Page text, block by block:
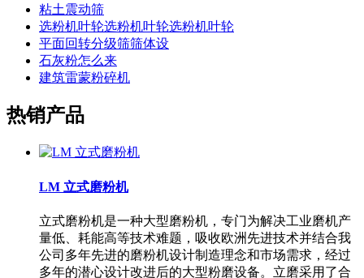
粘土震动筛
选粉机叶轮选粉机叶轮选粉机叶轮
平面回转分级筛筛体设
石灰粉怎么来
建筑雷蒙粉碎机
热销产品
LM 立式磨粉机
立式磨粉机是一种大型磨粉机，专门为解决工业磨机产
量低、耗能高等技术难题，吸收欧洲先进技术并结合我
公司多年先进的磨粉机设计制造理念和市场需求，经过
多年的潜心设计改进后的大型粉磨设备。立磨采用了合